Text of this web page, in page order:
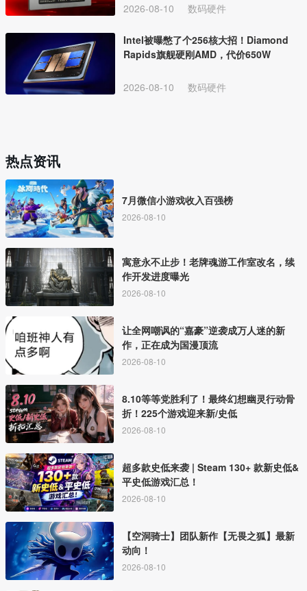
2026-08-10 数码硬件
Intel被曝憋了个256核大招！Diamond
Rapids旗舰硬刚AMD，代价650W
2026-08-10 数码硬件
热点资讯
7月微信小游戏收入百强榜
2026-08-10
寓意永不止步！老牌魂游工作室改名，续
作开发进度曝光
2026-08-10
让全网嘲讽的“嘉豪”逆袭成万人迷的新
作，正在成为国漫顶流
2026-08-10
8.10等等党胜利了！最终幻想幽灵行动骨
折！225个游戏迎来新/史低
2026-08-10
超多款史低来袭 | Steam 130+ 款新史低&
平史低游戏汇总！
2026-08-10
【空洞骑士】团队新作【无畏之狐】最新
动向！
2026-08-10